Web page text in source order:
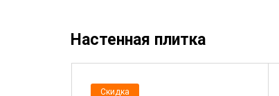
Настенная плитка
Скидка